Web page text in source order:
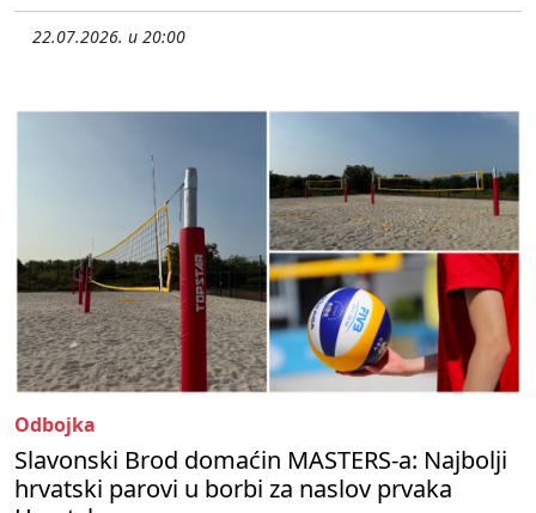
22.07.2026. u 20:00
Odbojka
Slavonski Brod domaćin MASTERS-a: Najbolji
hrvatski parovi u borbi za naslov prvaka